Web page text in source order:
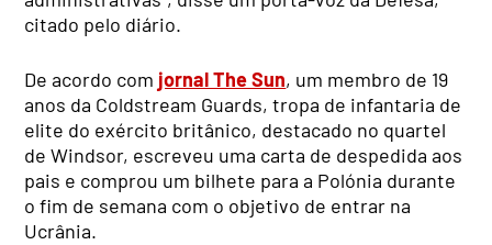
citado pelo diário.
De acordo com jornal The Sun, um membro de 19
anos da Coldstream Guards, tropa de infantaria de
elite do exército britânico, destacado no quartel
de Windsor, escreveu uma carta de despedida aos
pais e comprou um bilhete para a Polónia durante
o fim de semana com o objetivo de entrar na
Ucrânia.